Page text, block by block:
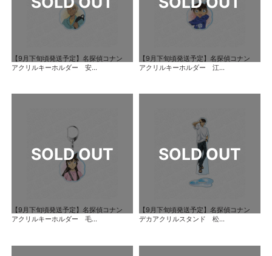
【9月下旬頃発送予定】名探偵コナン
アクリルキーホルダー 安...
【9月下旬頃発送予定】名探偵コナン
アクリルキーホルダー 江...
【9月下旬頃発送予定】名探偵コナン
アクリルキーホルダー 毛...
【9月下旬頃発送予定】名探偵コナン
デカアクリルスタンド 松...